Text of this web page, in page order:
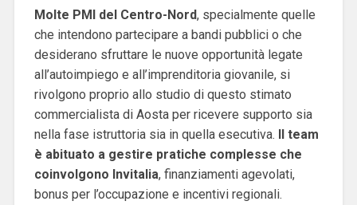
Molte PMI del Centro-Nord, specialmente quelle
che intendono partecipare a bandi pubblici o che
desiderano sfruttare le nuove opportunità legate
all’autoimpiego e all’imprenditoria giovanile, si
rivolgono proprio allo studio di questo stimato
commercialista di Aosta per ricevere supporto sia
nella fase istruttoria sia in quella esecutiva. Il team
è abituato a gestire pratiche complesse che
coinvolgono Invitalia, finanziamenti agevolati,
bonus per l’occupazione e incentivi regionali.